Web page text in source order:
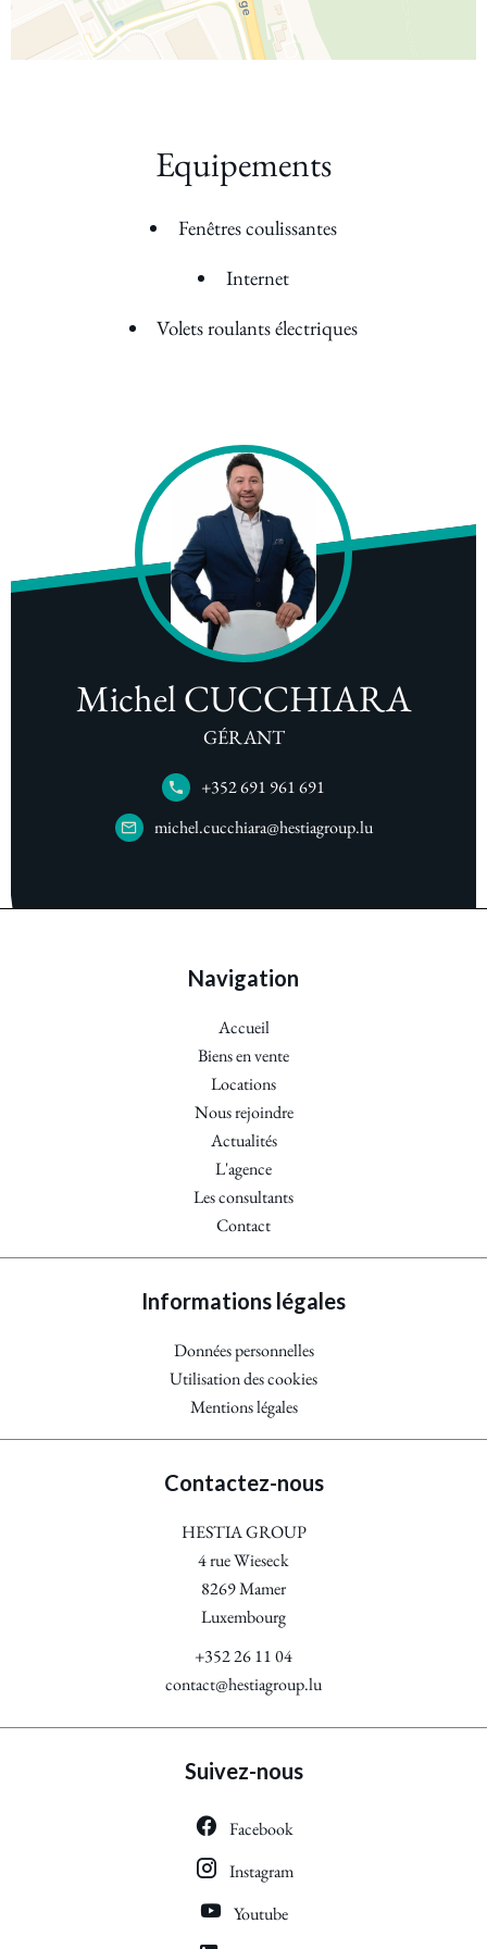
Equipements
Fenêtres coulissantes
Internet
Volets roulants électriques
Michel CUCCHIARA
GÉRANT
+352 691 961 691
michel.cucchiara@hestiagroup.lu
Navigation
Accueil
Biens en vente
Locations
Nous rejoindre
Actualités
L'agence
Les consultants
Contact
Informations légales
Données personnelles
Utilisation des cookies
Mentions légales
Contactez-nous
HESTIA GROUP
4 rue Wieseck
8269Mamer
Luxembourg
+352 26 11 04
contact@hestiagroup.lu
Suivez-nous
Facebook
Instagram
Youtube